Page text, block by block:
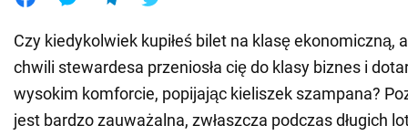
Czy kiedykolwiek kupiłeś bilet na klasę ekonomiczną,
chwili stewardesa przeniosła cię do klasy biznes i
wysokim komforcie, popijając kieliszek szampana?
jest bardzo zauważalna, zwłaszcza podczas długich